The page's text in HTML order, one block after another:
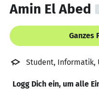
Amin El Abed
Ganzes
Student, Informatik,
Logg Dich ein, um alle